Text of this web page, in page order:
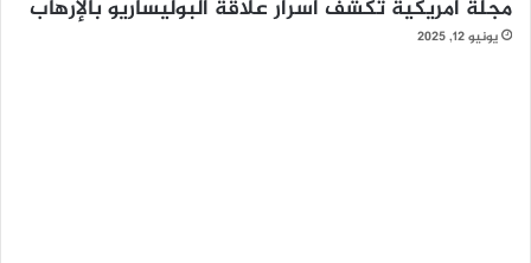
مجلة أمريكية تكشف أسرار علاقة البوليساريو بالإرهاب
يونيو 12, 2025